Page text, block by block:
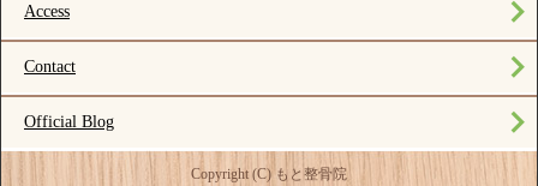
Access
Contact
Official Blog
Copyright (C) もと整骨院